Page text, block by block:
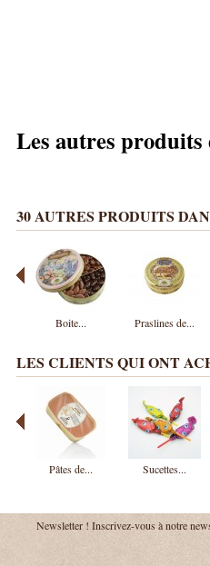
Les autres
30 AUTRES PRODUITS
Boite... Praslines de...
LES CLIENTS QUI ONT
Pâtes de... Sucettes...
Newsletter ! Inscrivez-vous à notre